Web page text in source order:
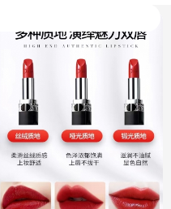
Dior迪奥全新烈艳蓝金口红品
牌授权经典藤格纹饰带丝绒质